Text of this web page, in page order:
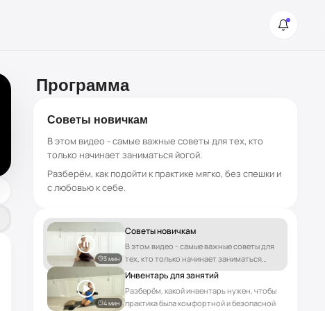
Программа
Советы новичкам
В этом видео - самые важные советы для тех, кто
только начинает заниматься йогой.
Разберём, как подойти к практике мягко, без спешки и
с любовью к себе.
3 мин
Советы новичкам
В этом видео - самые важные советы для
тех, кто только начинает заниматься
йогой. Разберём, как подойти к практике
мягко, без спешки и с любовью к себе.
4 мин
Инвентарь для занятий
Разберём, какой инвентарь нужен, чтобы
практика была комфортной и безопасной